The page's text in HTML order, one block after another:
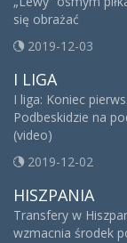
się obrażać
2019-12-03
I LIGA
I liga: Koniec
Podbeskidzie na
(video)
2019-12-02
HISZPANIA
Transfery w
wzmacnia środek